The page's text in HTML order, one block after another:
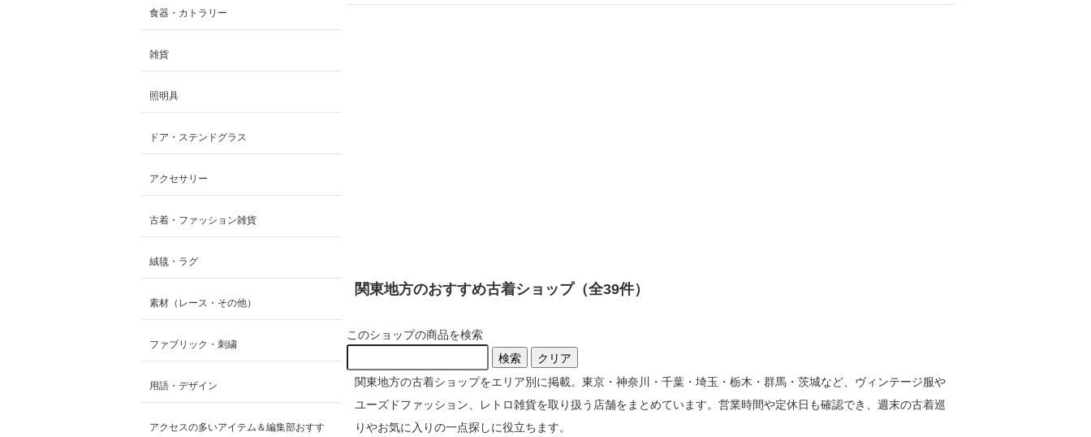
関東地方のおすすめ古着ショップ（全39件）
このショップの商品を検索
検索 クリア
関東地方の古着ショップをエリア別に掲載。東京・神奈川・千葉・埼玉・栃木・群馬・茨城など、ヴィンテージ服や
ユーズドファッション、レトロ雑貨を取り扱う店舗をまとめています。営業時間や定休日も確認でき、週末の古着巡
りやお気に入りの一点探しに役立ちます。
食器・カトラリー
雑貨
照明具
ドア・ステンドグラス
アクセサリー
古着・ファッション雑貨
絨毯・ラグ
素材（レース・その他）
ファブリック・刺繍
用語・デザイン
アクセスの多いアイテム＆編集部おすす